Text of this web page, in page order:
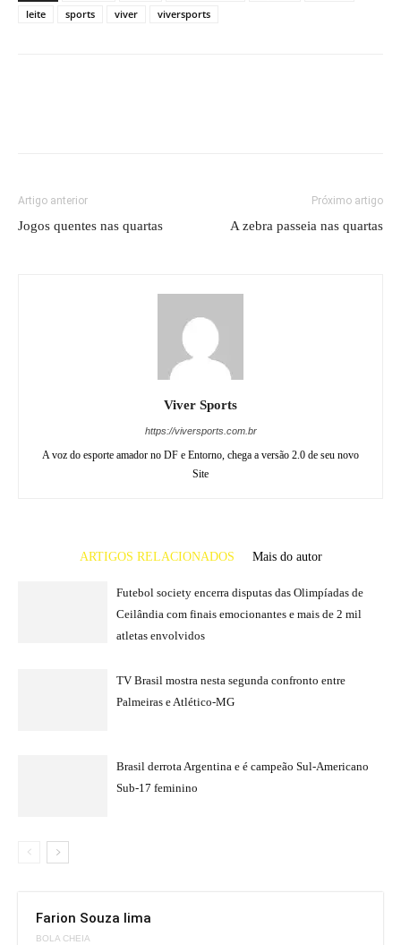
leite
sports viver viversports
Artigo anterior
Jogos quentes nas quartas
Próximo artigo
A zebra passeia nas quartas
Viver Sports
https://viversports.com.br
A voz do esporte amador no DF e Entorno, chega a versão 2.0 de seu novo
Site
ARTIGOS RELACIONADOS Mais do autor
Futebol society encerra disputas das Olimpíadas de
Ceilândia com finais emocionantes e mais de 2 mil
atletas envolvidos
TV Brasil mostra nesta segunda confronto entre
Palmeiras e Atlético-MG
Brasil derrota Argentina e é campeão Sul-Americano
Sub-17 feminino
Farion Souza lima
BOLA CHEIA